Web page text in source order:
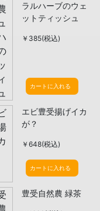
ラルハーブのウェ
ットティッシュ
￥385(税込)
カートに入れる
エビ豊受揚げイカ
が？
￥648(税込)
カートに入れる
豊受自然農 緑茶